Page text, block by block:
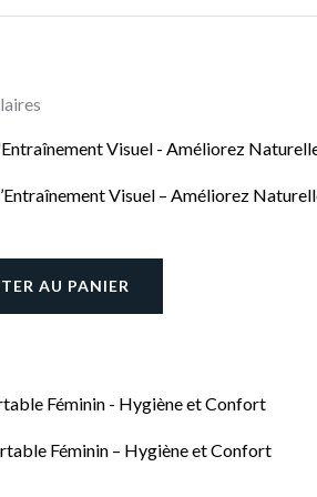
Visuel – Améliorez
AU PANIER
Féminin – Hygiène et Confort